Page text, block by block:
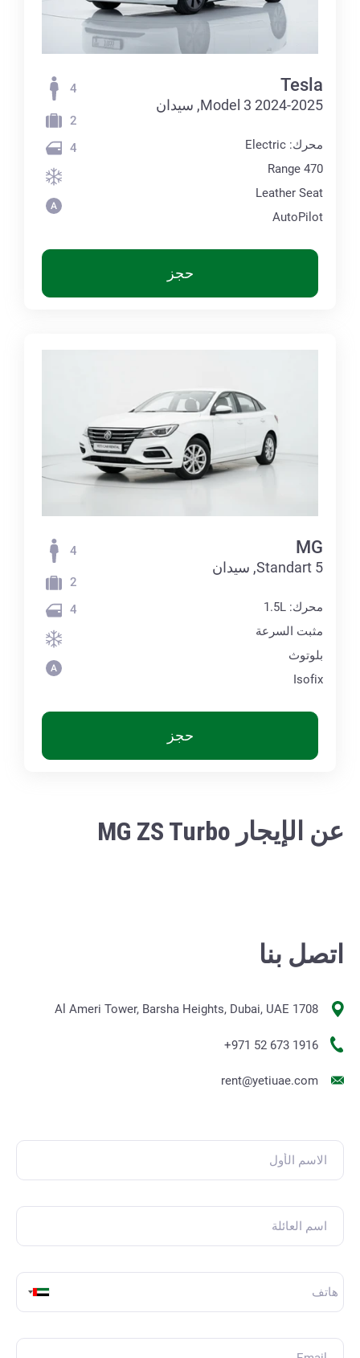
Tesla
Model 3 2024-2025, سيدان
محرك: Electric
Range 470
Leather Seat
AutoPilot
4
2
4
حجز
MG
5 Standart, سيدان
محرك: 1.5L
مثبت السرعة
بلوتوث
Isofix
4
2
4
حجز
عن الإيجار MG ZS Turbo
اتصل بنا
1708 Al Ameri Tower, Barsha Heights, Dubai, UAE
+971 52 673 1916
rent@yetiuae.com